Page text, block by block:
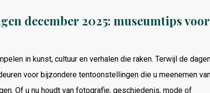
december 2025: museumtips
in kunst, cultuur en verhalen die raken. Terwijl de
voor bijzondere tentoonstellingen die u meenemen
Of u nu houdt van fotografie, geschiedenis, mode of